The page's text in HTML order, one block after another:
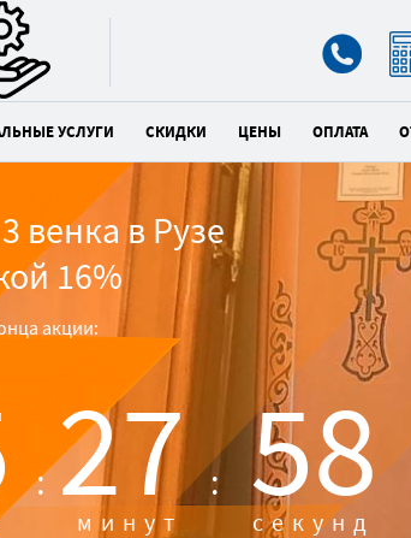
УСЛУГИ СКИДКИ ЦЕНЫ ОПЛАТА
венка в Рузе
16%
акции:
: 27 :
минут 56
секунд